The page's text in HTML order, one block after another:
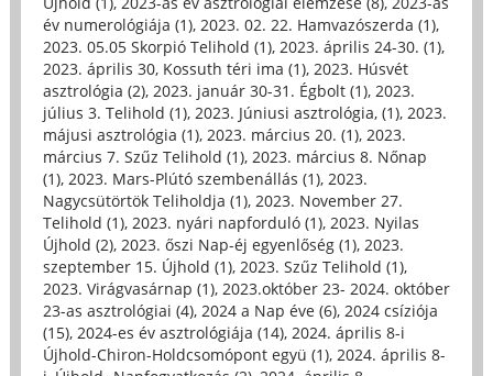
év numerológiája (1), 2023. 02. 22. Hamvazószerda (1),
2023. 05.05 Skorpió Telihold (1), 2023. április 24-30. (1),
2023. április 30, Kossuth téri ima (1), 2023. Húsvét
asztrológia (2), 2023. január 30-31. Égbolt (1), 2023.
július 3. Telihold (1), 2023. Júniusi asztrológia, (1), 2023.
májusi asztrológia (1), 2023. március 20. (1), 2023.
március 7. Szűz Telihold (1), 2023. március 8. Nőnap
(1), 2023. Mars-Plútó szembenállás (1), 2023.
Nagycsütörtök Teliholdja (1), 2023. November 27.
Telihold (1), 2023. nyári napforduló (1), 2023. Nyilas
Újhold (2), 2023. őszi Nap-éj egyenlőség (1), 2023.
szeptember 15. Újhold (1), 2023. Szűz Telihold (1),
2023. Virágvasárnap (1), 2023.október 23- 2024. október
23-as asztrológiai (4), 2024 a Nap éve (6), 2024 csíziója
(15), 2024-es év asztrológiája (14), 2024. április 8-i
Újhold-Chiron-Holdcsomópont együ (1), 2024. április 8-